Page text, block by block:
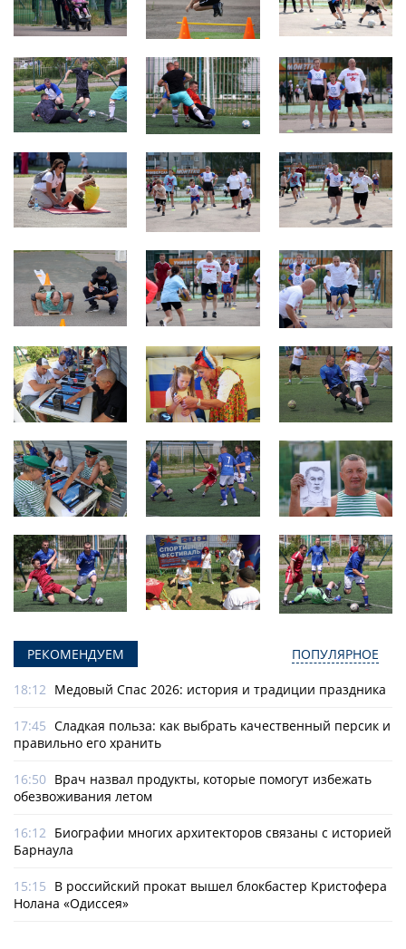
РЕКОМЕНДУЕМ ПОПУЛЯРНОЕ
18:12 Медовый Спас 2026: история и традиции праздника
17:45 Сладкая польза: как выбрать качественный персик и
правильно его хранить
16:50 Врач назвал продукты, которые помогут избежать
обезвоживания летом
16:12 Биографии многих архитекторов связаны с историей
Барнаула
15:15 В российский прокат вышел блокбастер Кристофера
Нолана «Одиссея»